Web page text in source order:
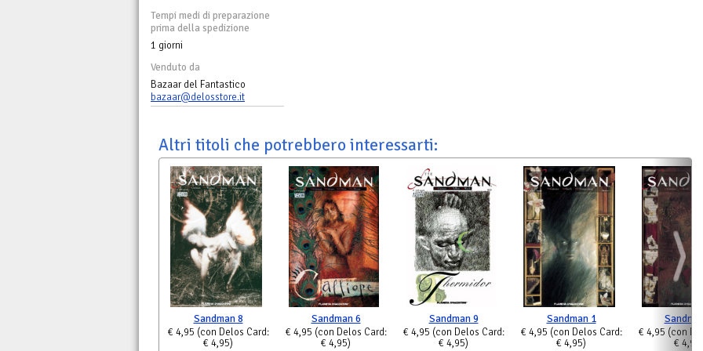
Tempi medi di preparazione
prima della spedizione
1 giorni
Venduto da
Bazaar del Fantastico
bazaar@delosstore.it
Altri titoli che potrebbero interessarti:
Sandman 8
€ 4,95 (con Delos Card:
€ 4,95)
Sandman 6
€ 4,95 (con Delos Card:
€ 4,95)
Sandman 9
€ 4,95 (con Delos Card:
€ 4,95)
Sandman 1
€ 4,95 (con Delos Card:
€ 4,95)
Sandman
€ 4,95 (con
€ 4,95)